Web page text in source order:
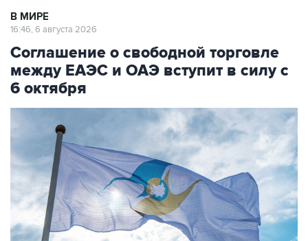
В МИРЕ
16:46, 6 августа 2026
Соглашение о свободной торговле
между ЕАЭС и ОАЭ вступит в силу с
6 октября